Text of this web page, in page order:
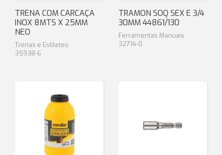
TRENA COM CARCAÇA
INOX 8MTS X 25MM
NEO
Trenas e Estiletes
35938-6
TRAMON SOQ SEX E 3/4
30MM 44861/130
Ferramentas Manuais
32714-0